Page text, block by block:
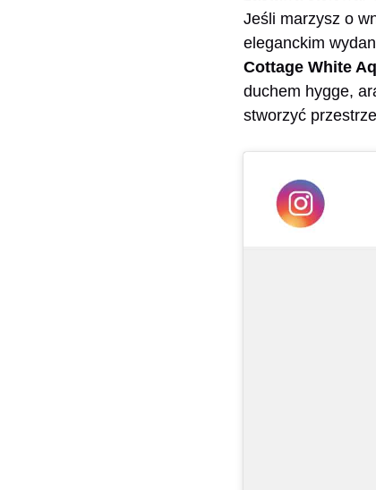
Jeśli marzysz o
eleganckim
Cottage White
duchem hygge,
stworzyć